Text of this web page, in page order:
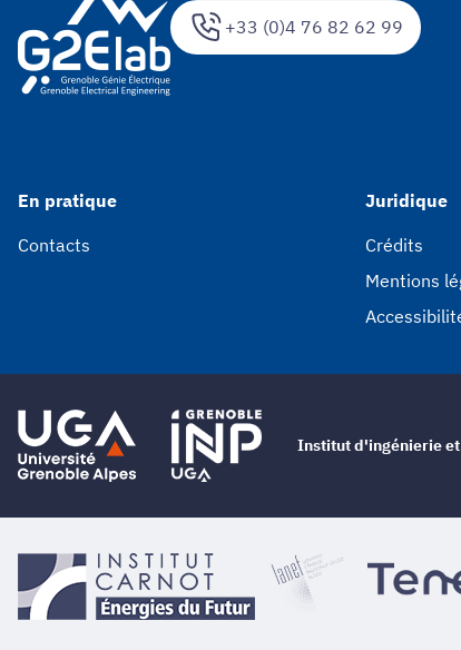
+33 (0)4 76 82 62 99
En pratique
Contacts
Juridique
Crédits
Mentions
Institut d'ingénierie